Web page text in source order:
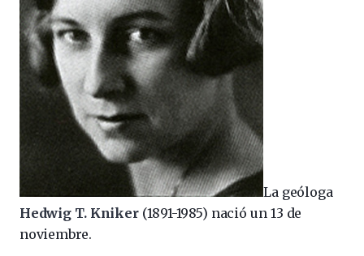
La geóloga
Hedwig T. Kniker(1891-1985) nació un 13 de
noviembre.